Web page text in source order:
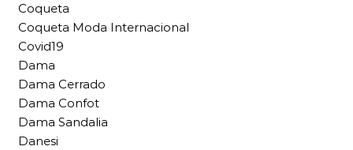
Coqueta
Coqueta Moda Internacional
Covid19
Dama
Dama Cerrado
Dama Confot
Dama Sandalia
Danesi